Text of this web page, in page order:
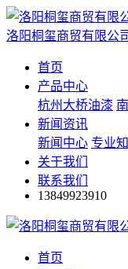
洛阳桐玺商贸有限公
首页
产品中心
杭州大桥油漆
新闻资讯
新闻中心 专业
关于我们
联系我们
13849923910
首页